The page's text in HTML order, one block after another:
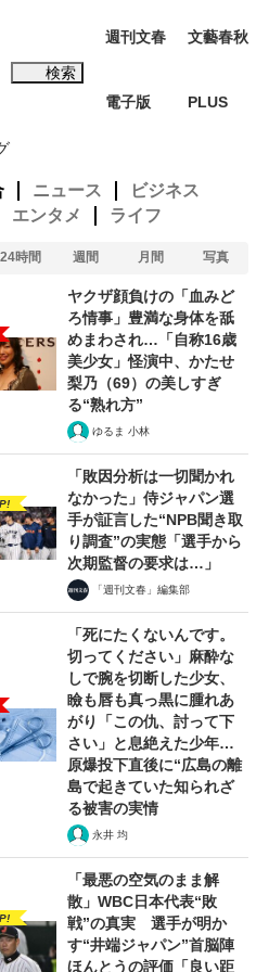
が明かす...
聰氏（91...
検索
週刊文春
電子版
文藝春秋
PLUS
ニュース
ビジネス
エンタメ
ライフ
24時間 週間 月間 写真
ヤクザ顔負けの「血みど
ろ情事」豊満な身体を舐
めまわされ…「自称16歳
美少女」怪演中、かたせ
梨乃（69）の美しすぎ
る“熟れ方”
ゆるま 小林
「敗因分析は一切聞かれ
なかった」侍ジャパン選
手が証言した“NPB聞き取
り調査”の実態「選手から
次期監督の要求は…」
「週刊文春」編集部
「死にたくないんです。
切ってください」麻酔な
しで腕を切断した少女、
瞼も唇も真っ黒に腫れあ
がり「この仇、討って下
さい」と息絶えた少年…
原爆投下直後に“広島の離
島で起きていた知られざ
る被害の実情
永井 均
「最悪の空気のまま解
散」WBC日本代表“敗
戦”の真実 選手が明か
す“井端ジャパン”首脳陣
ほんとうの評価「良い距